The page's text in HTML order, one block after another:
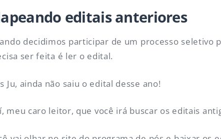
editais anteriores
decidimos participar de um processo
ser feita é ler o edital.
Ju, ainda não saiu o edital desse ano!
meu caro leitor, que você irá buscar os editais